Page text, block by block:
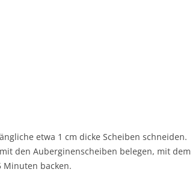
etwa 1 cm dicke Scheiben schneiden.
den Auberginenscheiben belegen, mit dem
Minuten backen.